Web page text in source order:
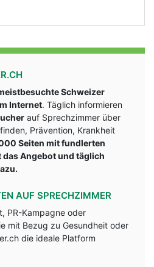
Schweizer
Internet. Täglich informieren
auf Sprechzimmer über
Prävention, Krankheit
Seiten mit fundlerten
Angebot und täglich
AUF SPRECHZIMMER
PR-Kampagne oder
mit Bezug zu Gesundheit oder
die ideale Platform